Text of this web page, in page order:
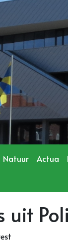
Natuur Actua
uit